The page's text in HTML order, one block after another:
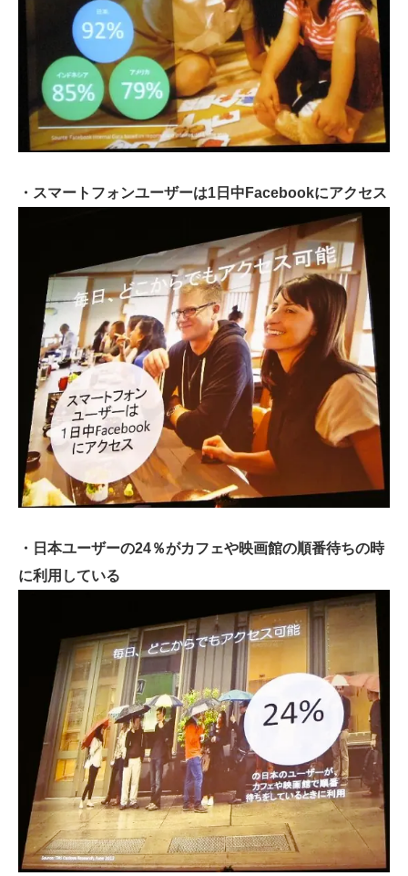
・スマートフォンユーザーは1日中Facebookにアクセス
・日本ユーザーの24％がカフェや映画館の順番待ちの時
に利用している